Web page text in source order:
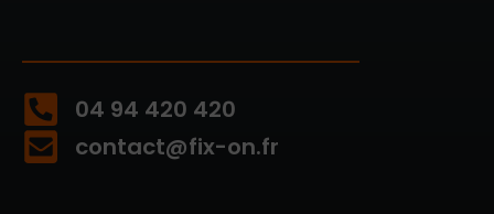
04 94 420 420
contact@fix-on.fr